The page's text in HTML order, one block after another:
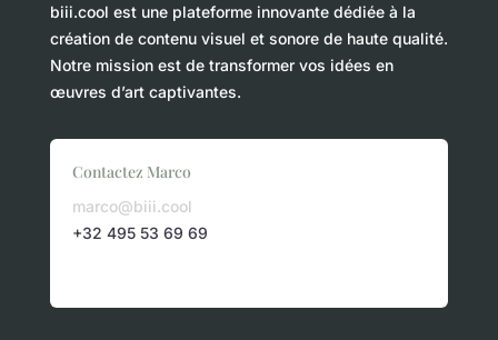
biii.cool est une plateforme innovante dédiée à la
création de contenu visuel et sonore de haute qualité.
Notre mission est de transformer vos idées en
œuvres d’art captivantes.
Contactez Marco
marco@biii.cool
+32 495 53 69 69